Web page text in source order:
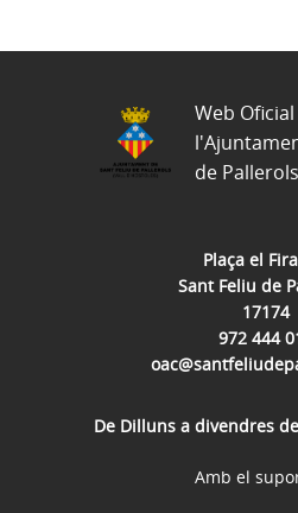
Plaça el
Sant Feliu de
17174
972 444
De Dilluns a divendres
Web
de Pallerols
Amb el